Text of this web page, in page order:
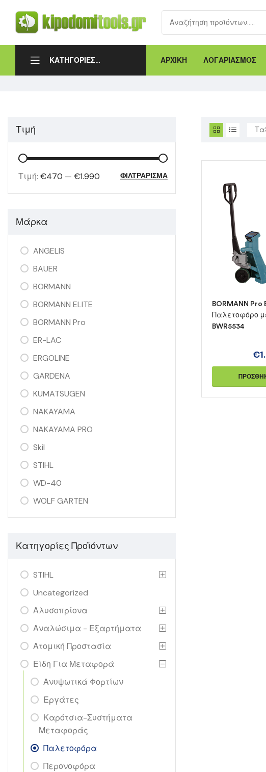
ΚΑΤΗΓΟΡΙΕΣ ΑΡΧΙΚΗ ΛΟΓΑΡΙΑΣΜΟΣ
BORMANN Pro
Παλετοφόρο
BWR5534
€
Τιμή
ΦΙΛΤΡΆΡΙΣΜΑ
Τιμή: €470 — €1.990
Μάρκα
ANGELIS
BAUER
BORMANN
BORMANN ELITE
BORMANN Pro
ER-LAC
ERGOLINE
GARDENA
KUMATSUGEN
NAKAYAMA
NAKAYAMA PRO
Skil
STIHL
WD-40
WOLF GARTEN
Κατηγορίες Προϊόντων
STIHL
Uncategorized
Αλυσοπρίονα
Αναλώσιμα - Εξαρτήματα
Ατομική Προστασία
Είδη Για Μεταφορά
Ανυψωτικά Φορτίων
Εργάτες
Καρότσια-Συστήματα
Μεταφοράς
Παλετοφόρα
Περονοφόρα